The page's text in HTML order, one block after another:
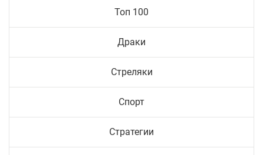
Топ 100
Драки
Стреляки
Спорт
Стратегии